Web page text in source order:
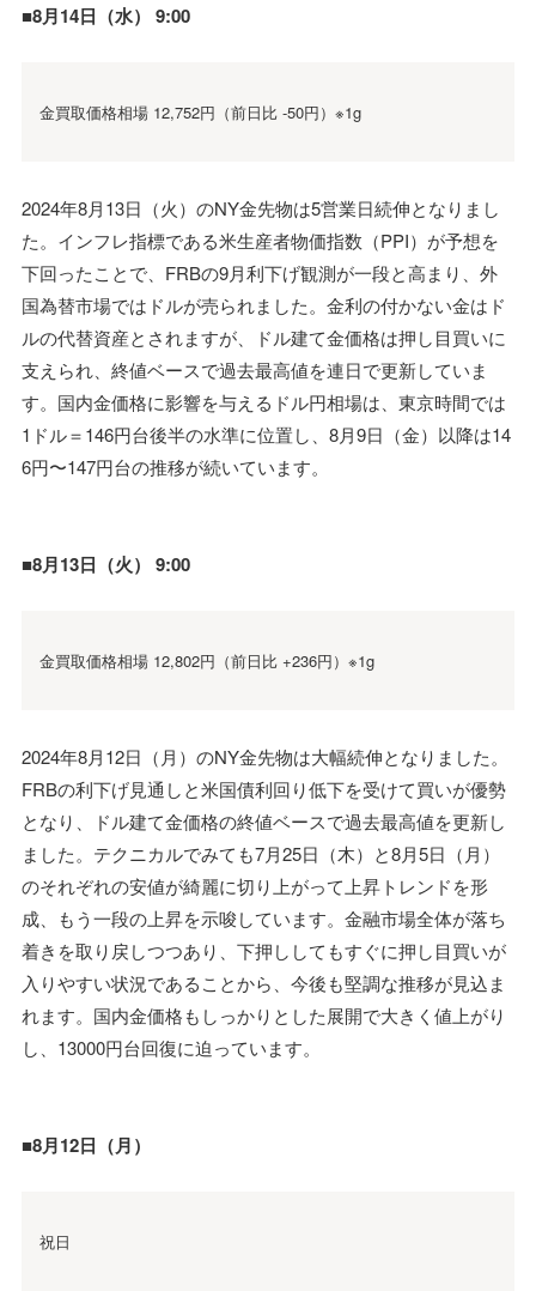
■8月14日（水） 9:00
金買取価格相場 12,752円（前日比 -50円）※1g
2024年8月13日（火）のNY金先物は5営業日続伸となりまし
た。インフレ指標である米生産者物価指数（PPI）が予想を
下回ったことで、FRBの9月利下げ観測が一段と高まり、外
国為替市場ではドルが売られました。金利の付かない金はド
ルの代替資産とされますが、ドル建て金価格は押し目買いに
支えられ、終値ベースで過去最高値を連日で更新していま
す。国内金価格に影響を与えるドル円相場は、東京時間では
1ドル＝146円台後半の水準に位置し、8月9日（金）以降は14
6円〜147円台の推移が続いています。
■8月13日（火） 9:00
金買取価格相場 12,802円（前日比 +236円）※1g
2024年8月12日（月）のNY金先物は大幅続伸となりました。
FRBの利下げ見通しと米国債利回り低下を受けて買いが優勢
となり、ドル建て金価格の終値ベースで過去最高値を更新し
ました。テクニカルでみても7月25日（木）と8月5日（月）
のそれぞれの安値が綺麗に切り上がって上昇トレンドを形
成、もう一段の上昇を示唆しています。金融市場全体が落ち
着きを取り戻しつつあり、下押ししてもすぐに押し目買いが
入りやすい状況であることから、今後も堅調な推移が見込ま
れます。国内金価格もしっかりとした展開で大きく値上がり
し、13000円台回復に迫っています。
■8月12日（月）
祝日